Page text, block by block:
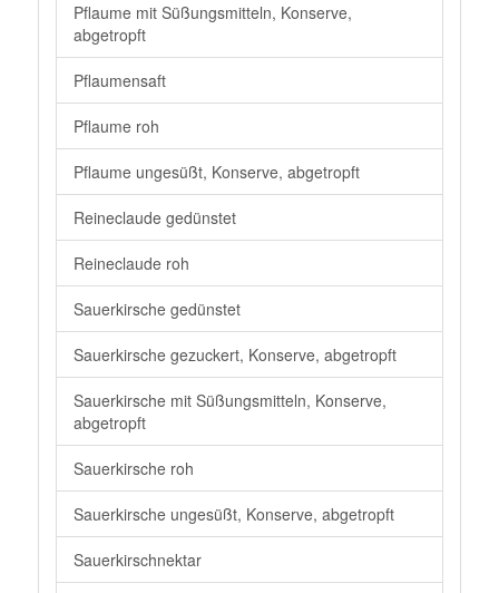
Pflaume mit Süßungsmitteln, Konserve,
abgetropft
Pflaumensaft
Pflaume roh
Pflaume ungesüßt, Konserve, abgetropft
Reineclaude gedünstet
Reineclaude roh
Sauerkirsche gedünstet
Sauerkirsche gezuckert, Konserve, abgetropft
Sauerkirsche mit Süßungsmitteln, Konserve,
abgetropft
Sauerkirsche roh
Sauerkirsche ungesüßt, Konserve, abgetropft
Sauerkirschnektar